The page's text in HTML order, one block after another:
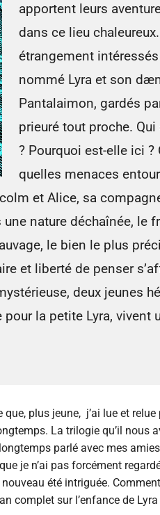
apportent leurs
dans ce lieu
étrangement
nommé Lyra et son
Pantalaimon, gardés
prieuré tout proche.
? Pourquoi est-elle ici ?
quelles menaces
et Alice, sa
une nature déchaînée, le
le bien le plus
et liberté de penser
deux jeunes
la petite Lyra, vivent
plus jeune, j’ai lue et
La trilogie qu’il nous
parlé avec mes
je n’ai pas forcément
été intriguée.
complet sur l’enfance de Lyra